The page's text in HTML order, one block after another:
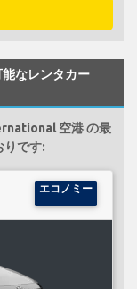
なレンタカー
空港 の最
りです:
エコノミー